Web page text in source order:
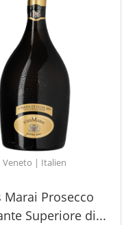
Veneto | Italien
Marai Prosecco
Superiore di...